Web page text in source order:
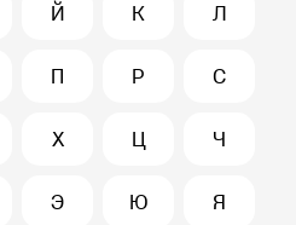
Й К Л
П Р С
Х Ц Ч
Э Ю Я